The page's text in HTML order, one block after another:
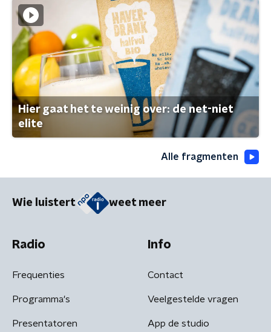
Hier gaat het te weinig over: de net-niet
elite
Alle fragmenten
Wie luistert weet meer
Radio
Frequenties
Programma's
Presentatoren
Info
Contact
Veelgestelde vragen
App de studio